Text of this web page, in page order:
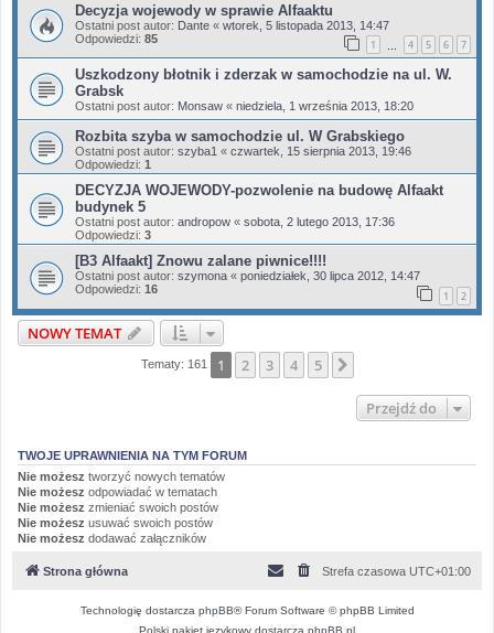
Decyzja wojewody w sprawie Alfaaktu
Ostatni post autor: Dante « wtorek, 5 listopada 2013, 14:47
Odpowiedzi: 85 1 4 5 6 7
Uszkodzony błotnik i zderzak w samochodzie na ul. W.
Grabsk
Ostatni post autor: Monsaw « niedziela, 1 września 2013, 18:20
Rozbita szyba w samochodzie ul. W Grabskiego
Ostatni post autor: szyba1 « czwartek, 15 sierpnia 2013, 19:46
Odpowiedzi: 1
DECYZJA WOJEWODY-pozwolenie na budowę Alfaakt
budynek 5
Ostatni post autor: andropow « sobota, 2 lutego 2013, 17:36
Odpowiedzi: 3
[B3 Alfaakt] Znowu zalane piwnice!!!!
Ostatni post autor: szymona « poniedziałek, 30 lipca 2012, 14:47
Odpowiedzi: 16 1 2
NOWY TEMAT
Tematy: 161 1 2 3 4 5
Przejdź do
TWOJE UPRAWNIENIA NA TYM FORUM
Nie możesz tworzyć nowych tematów
Nie możesz odpowiadać w tematach
Nie możesz zmieniać swoich postów
Nie możesz usuwać swoich postów
Nie możesz dodawać załączników
Strona główna Strefa czasowa UTC+01:00
Technologię dostarcza phpBB® Forum Software © phpBB Limited